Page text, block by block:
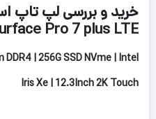
Pro 7 plus LTE
| 256G SSD NVme | Intel
Iris Xe | 12.3Inch 2K Touch